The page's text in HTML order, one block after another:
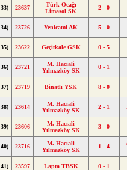
33) 23637
Türk Ocağı
Limasol SK
2 - 0
34) 23726 Yenicami AK 5 - 0
35) 23622 Geçitkale GSK 0 - 5
36) 23721
M. Hacıali
Yılmazköy SK
0 - 1
37) 23719 Binatlı YSK 8 - 0
38) 23614
M. Hacıali
Yılmazköy SK
2 - 1
39) 23606
M. Hacıali
Yılmazköy SK
3 - 0
40) 23716
M. Hacıali
Yılmazköy SK
1 - 4
41) 23597 Lapta TBSK 0 - 1